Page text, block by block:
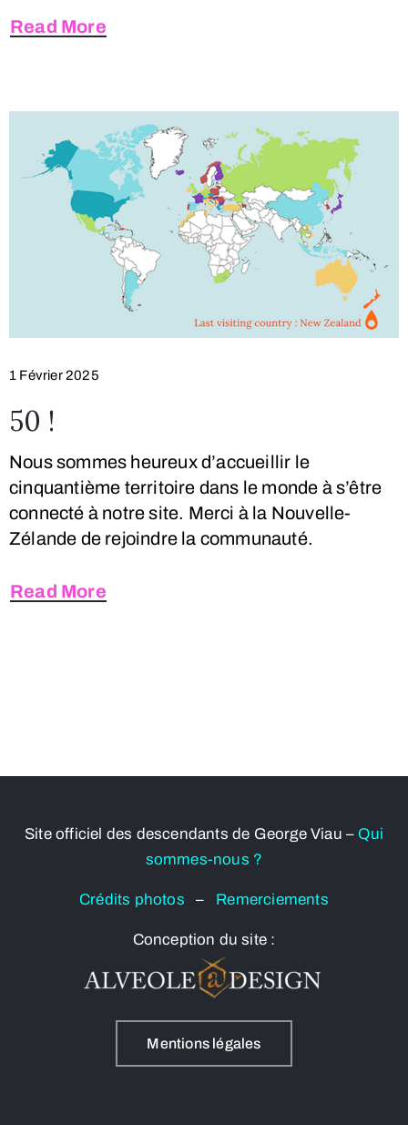
Read More
1 Février 2025
50 !
Nous sommes heureux d’accueillir le
cinquantième territoire dans le monde à s’être
connecté à notre site. Merci à la Nouvelle-
Zélande de rejoindre la communauté.
Read More
Site officiel des descendants de George Viau – Qui
sommes-nous ?
Crédits photos– Remerciements
Conception du site :
Mentions légales